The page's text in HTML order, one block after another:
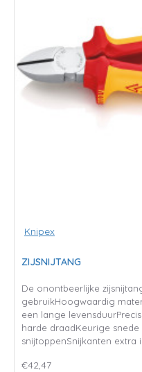
Knipex
ZIJSNIJTANG
De onontbeerlijke
gebruikHoogwaardig
een lange
harde draadKeurige
snijtoppenSnijkanten extra
€42,47